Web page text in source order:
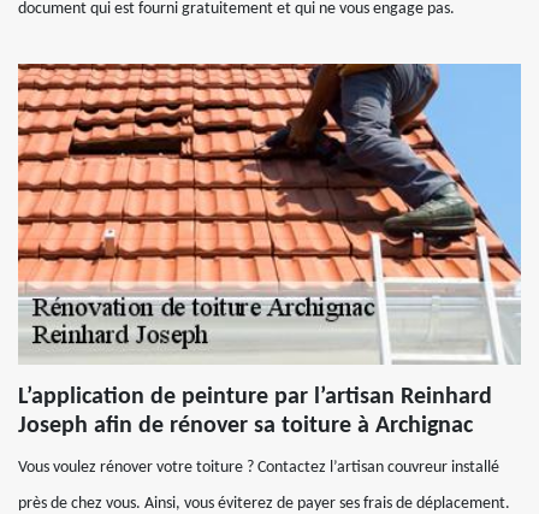
document qui est fourni gratuitement et qui ne vous engage pas.
L’application de peinture par l’artisan Reinhard
Joseph afin de rénover sa toiture à Archignac
Vous voulez rénover votre toiture ? Contactez l’artisan couvreur installé
près de chez vous. Ainsi, vous éviterez de payer ses frais de déplacement.